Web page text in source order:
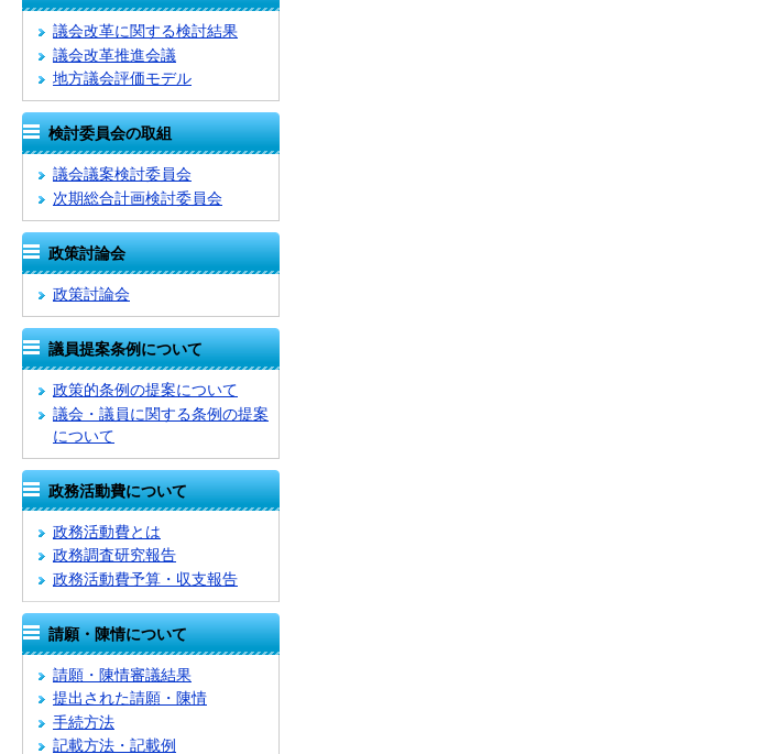
議会改革に関する検討結果
議会改革推進会議
地方議会評価モデル
検討委員会の取組
議会議案検討委員会
次期総合計画検討委員会
政策討論会
政策討論会
議員提案条例について
政策的条例の提案について
議会・議員に関する条例の提案
について
政務活動費について
政務活動費とは
政務調査研究報告
政務活動費予算・収支報告
請願・陳情について
請願・陳情審議結果
提出された請願・陳情
手続方法
記載方法・記載例